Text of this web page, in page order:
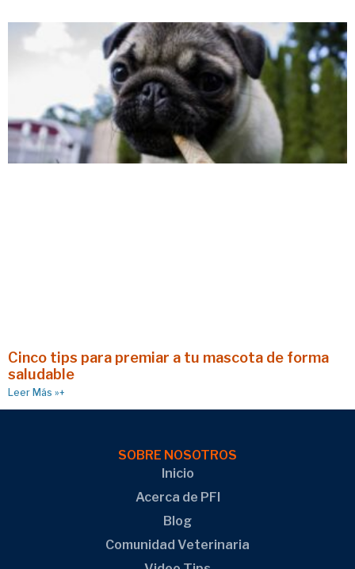
Cinco tips para premiar a tu mascota de forma
saludable
Leer Más »+
SOBRE NOSOTROS
Inicio
Acerca de PFI
Blog
Comunidad Veterinaria